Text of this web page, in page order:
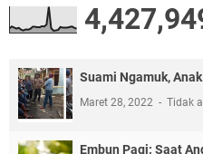
Suami Ngamuk,
Maret 28, 2022 Tidak
Embun Pagi: Saat